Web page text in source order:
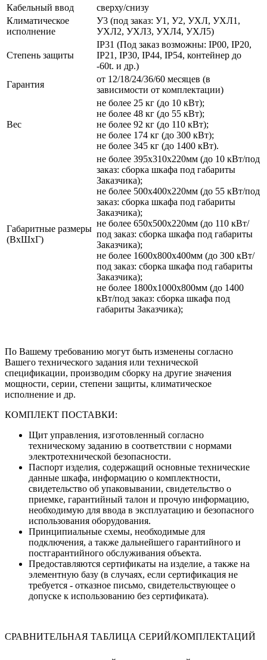
Кабельный ввод
сверху/снизу
Климатическое
исполнение
У3 (под заказ: У1, У2, УХЛ, УХЛ1,
УХЛ2, УХЛ3, УХЛ4, УХЛ5)
Степень защиты
IP31 (Под заказ возможны: IP00, IP20,
IP21, IP30, IP44, IP54, контейнер до
-60t. и др.)
Гарантия
от 12/18/24/36/60 месяцев (в
зависимости от комплектации)
Вес
не более 25 кг (до 10 кВт);
не более 48 кг (до 55 кВт);
не более 92 кг (до 110 кВт);
не более 174 кг (до 300 кВт);
не более 345 кг (до 1400 кВт).
Габаритные размеры
(ВхШхГ)
не более 395х310х220мм (до 10 кВт/под
заказ: сборка шкафа под габариты
Заказчика);
не более 500х400х220мм (до 55 кВт/под
заказ: сборка шкафа под габариты
Заказчика);
не более 650х500х220мм (до 110 кВт/
под заказ: сборка шкафа под габариты
Заказчика);
не более 1600х800х400мм (до 300 кВт/
под заказ: сборка шкафа под габариты
Заказчика);
не более 1800х1000х800мм (до 1400
кВт/под заказ: сборка шкафа под
габариты Заказчика);
По Вашему требованию могут быть изменены согласно
Вашего технического задания или технической
спецификации, производим сборку на другие значения
мощности, серии, степени защиты, климатическое
исполнение и др.
КОМПЛЕКТ ПОСТАВКИ:
Щит управления, изготовленный согласно
техническому заданию в соответствии с нормами
электротехнической безопасности.
Паспорт изделия, содержащий основные технические
данные шкафа, информацию о комплектности,
свидетельство об упаковывании, свидетельство о
приемке, гарантийный талон и прочую информацию,
необходимую для ввода в эксплуатацию и безопасного
использования оборудования.
Принципиальные схемы, необходимые для
подключения, а также дальнейшего гарантийного и
постгарантийного обслуживания объекта.
Предоставляются сертификаты на изделие, а также на
элементную базу (в случаях, если сертификация не
требуется - отказное письмо, свидетельствующее о
допуске к использованию без сертификата).
СРАВНИТЕЛЬНАЯ ТАБЛИЦА СЕРИЙ/КОМПЛЕКТАЦИЙ